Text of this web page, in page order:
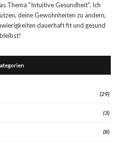
Thema "Intuitive Gesundheit". Ich
deine Gewohnheiten zu ändern,
dauerhaft fit und gesund
bleibst!
(29)
(3)
(8)